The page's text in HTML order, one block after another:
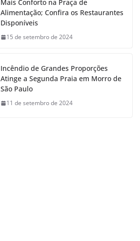
Mais Conforto na Praça de
Alimentação; Confira os Restaurantes
Disponíveis
15 de setembro de 2024
Incêndio de Grandes Proporções
Atinge a Segunda Praia em Morro de
São Paulo
11 de setembro de 2024